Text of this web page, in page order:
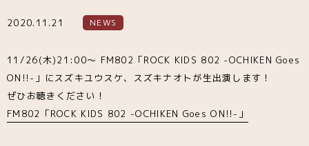
2020.11.21 NEWS
11/26(木)21:00〜 FM802「ROCK KIDS 802 -OCHIKEN Goes
ON!!-」にスズキユウスケ、スズキナオトが生出演します！
ぜひお聴きください！
FM802「ROCK KIDS 802 -OCHIKEN Goes ON!!-」